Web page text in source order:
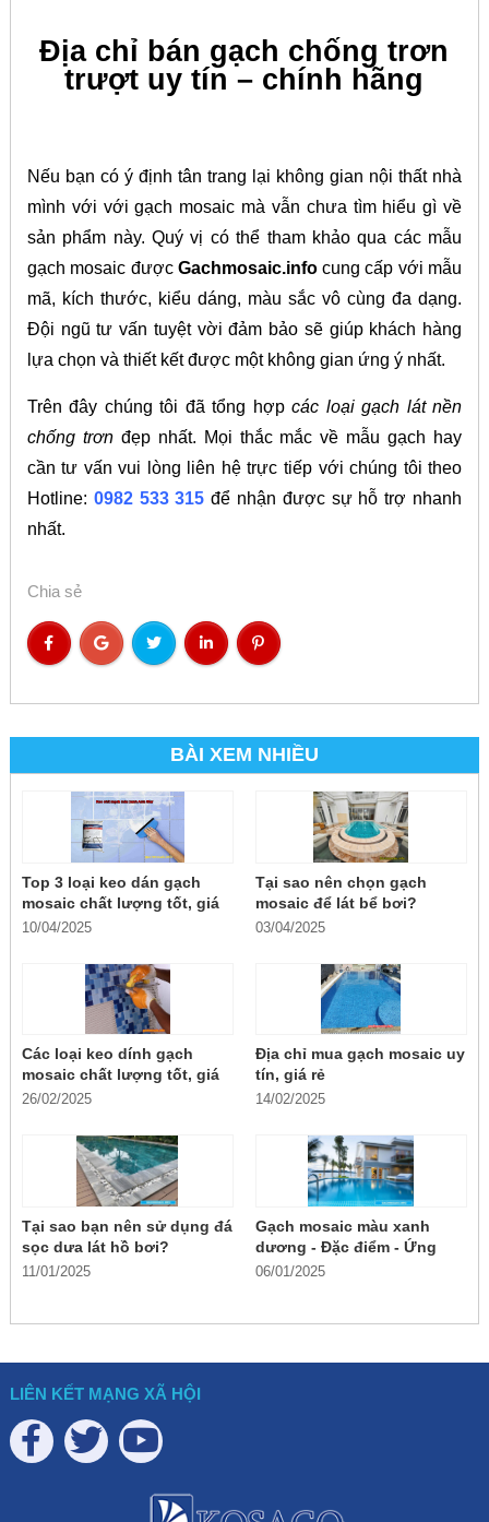
Địa chỉ bán gạch chống trơn
trượt uy tín – chính hãng
Nếu bạn có ý định tân trang lại không gian nội thất nhà
mình với với gạch mosaic mà vẫn chưa tìm hiểu gì về
sản phẩm này. Quý vị có thể tham khảo qua các mẫu
gạch mosaic được Gachmosaic.infocung cấp với mẫu
mã, kích thước, kiểu dáng, màu sắc vô cùng đa dạng.
Đội ngũ tư vấn tuyệt vời đảm bảo sẽ giúp khách hàng
lựa chọn và thiết kết được một không gian ứng ý nhất.
Trên đây chúng tôi đã tổng hợpcác loại gạch lát nền
chống trơnđẹp nhất. Mọi thắc mắc về mẫu gạch hay
cần tư vấn vui lòng liên hệ trực tiếp với chúng tôi theo
Hotline: 0982 533 315 để nhận được sự hỗ trợ nhanh
nhất.
Chia sẻ
BÀI XEM NHIỀU
Top 3 loại keo dán gạch
mosaic chất lượng tốt, giá
rẻ
10/04/2025
Tại sao nên chọn gạch
mosaic để lát bể bơi?
03/04/2025
Các loại keo dính gạch
mosaic chất lượng tốt, giá
rẻ
26/02/2025
Địa chỉ mua gạch mosaic uy
tín, giá rẻ
14/02/2025
Tại sao bạn nên sử dụng đá
sọc dưa lát hồ bơi?
11/01/2025
Gạch mosaic màu xanh
dương - Đặc điểm - Ứng
dụng
06/01/2025
LIÊN KẾT MẠNG XÃ HỘI